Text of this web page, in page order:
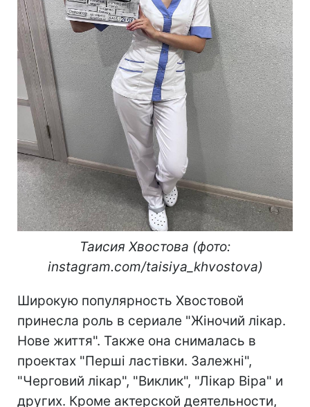
Таисия Хвостова (фото:
instagram.com/taisiya_khvostova)
Широкую популярность Хвостовой
принесла роль в сериале "Жіночий лікар.
Нове життя". Также она снималась в
проектах "Перші ластівки. Залежні",
"Черговий лікар", "Виклик", "Лікар Віра" и
других. Кроме актерской деятельности,